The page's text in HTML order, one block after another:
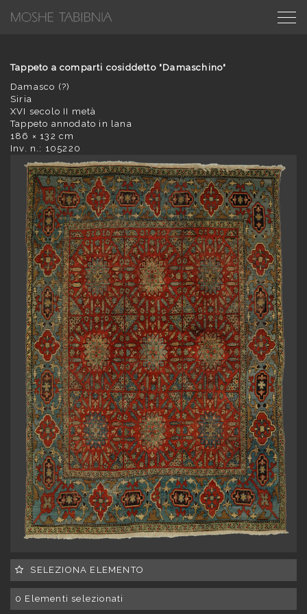
Tappeto a comparti cosiddetto "Damaschino"
Damasco (?)
Siria
XVI secolo II metà
Tappeto annodato in lana
186 × 132 cm
Inv. n.: 105220
SELEZIONA ELEMENTO
0 Elementi selezionati